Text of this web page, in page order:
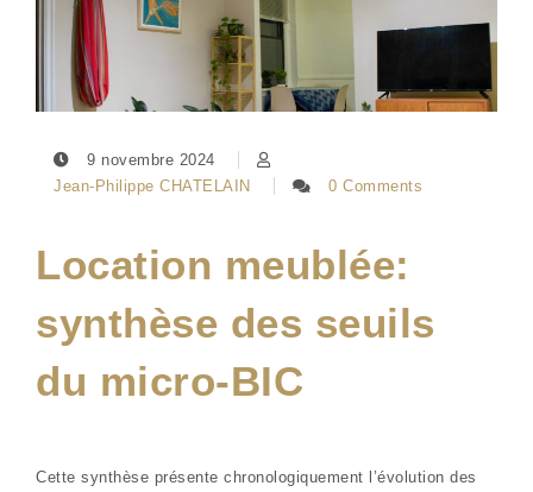
9 novembre 2024
Jean-Philippe CHATELAIN
0 Comments
Location meublée:
synthèse des seuils
du micro-BIC
Cette synthèse présente chronologiquement l’évolution des